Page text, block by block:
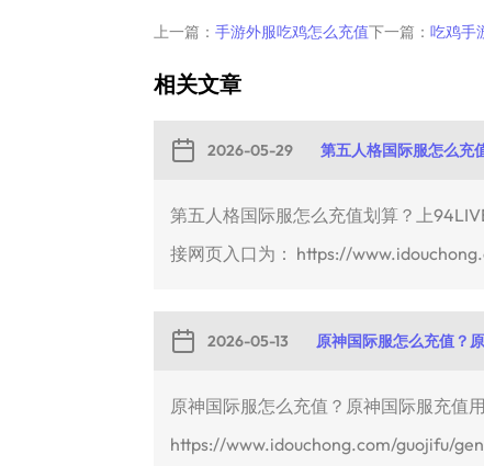
上一篇： 手游外服吃鸡怎么充值下一篇： 吃鸡手
相关文章
2026-05-29 第五人格国际服怎么充
第五人格国际服怎么充值划算？上
接网页入口为： https://
2026-05-13 原神国际服怎么充值？
原神国际服怎么充值？原神国际服充值
https://www.idouchong.com/guojifu/